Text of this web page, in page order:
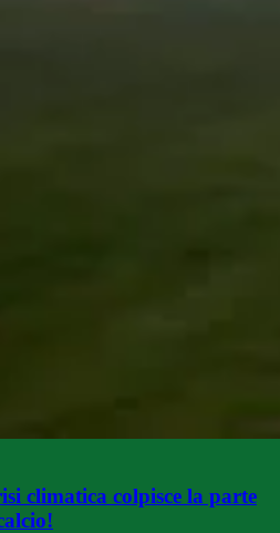
climatica colpisce la parte